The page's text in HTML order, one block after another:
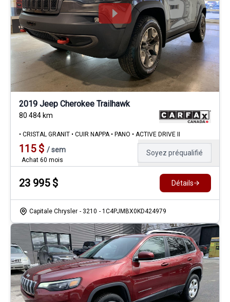
2019 Jeep Cherokee Trailhawk
80 484km
• CRISTAL GRANIT • CUIR NAPPA • PANO • ACTIVE DRIVE II
115$ /sem
Achat 60 mois
Soyez préqualifié
23 995$ Détails
Capitale Chrysler - 3210 - 1C4PJMBX0KD424979